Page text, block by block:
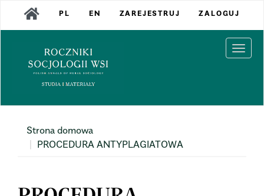
Main
Navigation
Content
Sidebar
PL EN ZAREJESTRUJ ZALOGUJ
Strona domowa
PROCEDURA ANTYPLAGIATOWA